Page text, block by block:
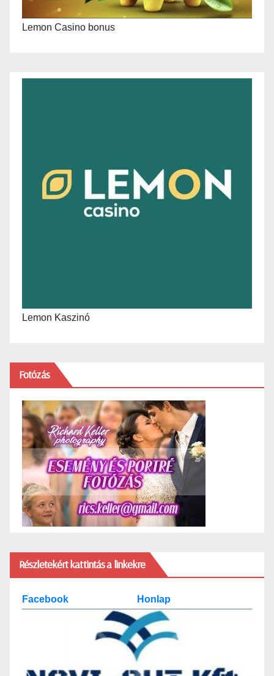
Lemon Casino bonus
Lemon Kaszinó
Fotózás
Részletekért kattintás a linkekre
Facebook Honlap